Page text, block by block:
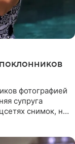
фотографией
супруга
снимок, на